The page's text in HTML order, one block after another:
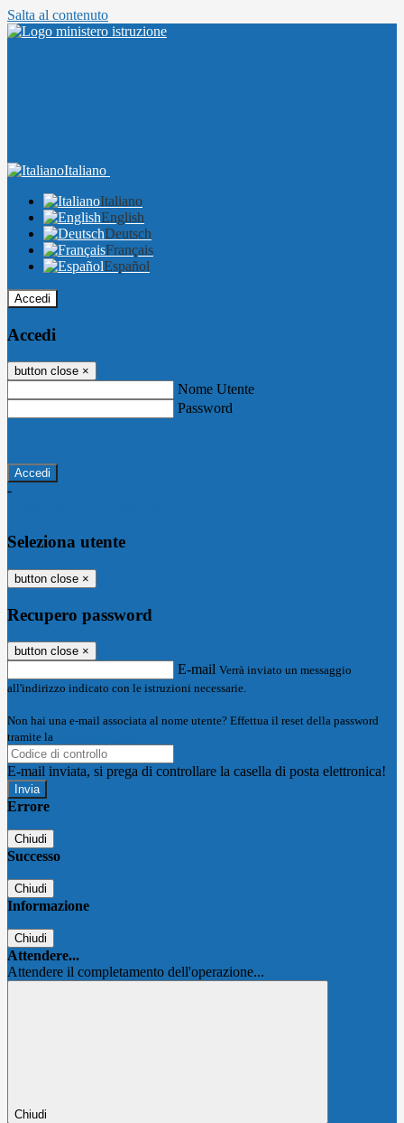
Salta al contenuto
Italiano
Italiano
English
Deutsch
Français
Español
Accedi
Accedi
button close ×
Nome Utente
Password
-
Seleziona utente
button close ×
Recupero password
button close ×
E-mail Verrà inviato un messaggio
all'indirizzo indicato con le istruzioni necessarie.
Non hai una e-mail associata al nome utente? Effettua il reset della password
tramite la
E-mail inviata, si prega di controllare la casella di posta elettronica!
Errore
Chiudi
Successo
Chiudi
Informazione
Chiudi
Attendere...
Attendere il completamento dell'operazione...
Chiudi